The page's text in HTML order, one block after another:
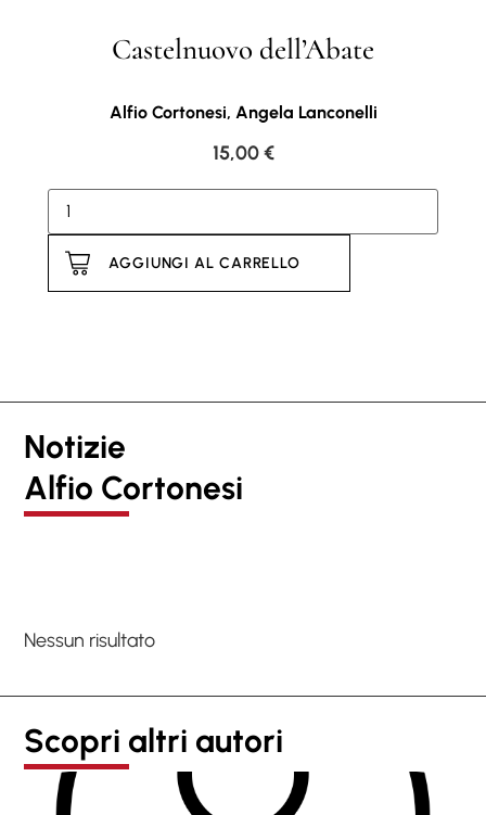
Castelnuovo dell’Abate
Alfio Cortonesi, Angela Lanconelli
15,00€
AGGIUNGI AL CARRELLO
Notizie
Alfio Cortonesi
Nessun risultato
Scopri altri autori